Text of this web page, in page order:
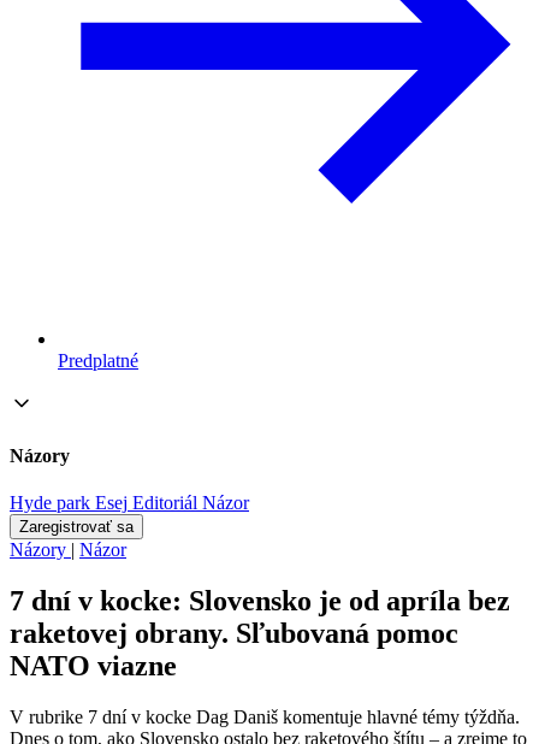
Predplatné
Názory
Hyde park Esej Editoriál Názor
Zaregistrovať sa
Názory | Názor
7 dní v kocke: Slovensko je od apríla bez
raketovej obrany. Sľubovaná pomoc
NATO viazne
V rubrike 7 dní v kocke Dag Daniš komentuje hlavné témy týždňa.
Dnes o tom, ako Slovensko ostalo bez raketového štítu – a zrejme to